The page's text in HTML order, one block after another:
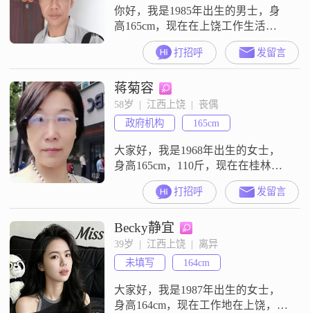
住在这
你好，我是1985年出生的男士，身
高165cm，现在在上饶工作生活
##3002##我的学历是高中及以下，
目前的月收入在12001到20000元这
个范围里##3002##我性格上比较外
向健谈，平时和别人交流沟通都很
顺畅##3002##同时我是个责任感强
的人，不管是工作还是生活里的
事，只要是我该承担的，我都会认
真去做##3
打招呼 发留言
蒋菊容
58岁  |  江西上饶  |  丧偶
政府机构
165cm
大家好，我是1968年出生的女士，
身高165cm，110斤，现在在桂林工
作生活##3002##我的学历是大专，
目前月收入在5001到8000元这个区
间##3002##性格上，我是一个开朗
爱笑的人，平时也比较独立自信，
对待生活一直保持乐观积极的态度
##3002##身边的人常说我温柔体
贴，而且随和容易相处##3002##我
打招呼 发留言
Becky静宜
39岁  |  江西上饶  |  离异
未填写
164cm
大家好，我是1987年出生的女士，
身高164cm，现在工作地在上饶，学